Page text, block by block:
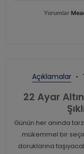
Yorumlar
Açıklamalar
22 Ayar
Günün her anında
mükemmel bir
doruklarına